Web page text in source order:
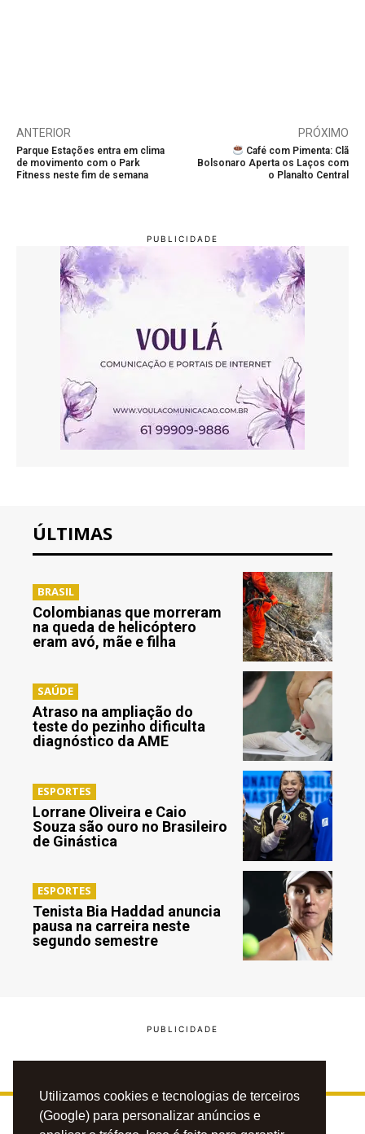
Utilizamos cookies e tecnologias de terceiros
(Google) para personalizar anúncios e
ANTERIOR
Parque Estações entra em clima
de movimento com o Park
Fitness neste fim de semana
PRÓXIMO
Café com Pimenta: Clã
Bolsonaro Aperta os Laços com
o Planalto Central
ÚLTIMAS
BRASIL
Colombianas que morreram
na queda de helicóptero
eram avó, mãe e filha
SAÚDE
Atraso na ampliação do
teste do pezinho dificulta
diagnóstico da AME
ESPORTES
Lorrane Oliveira e Caio
Souza são ouro no Brasileiro
de Ginástica
ESPORTES
Tenista Bia Haddad anuncia
pausa na carreira neste
segundo semestre